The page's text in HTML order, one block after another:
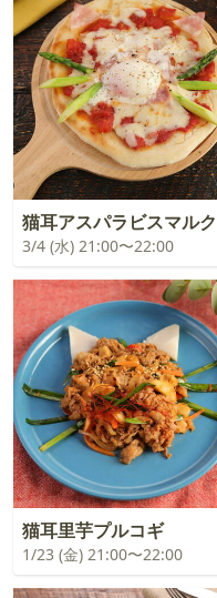
猫耳アスパラビスマルク
3/4 (水) 21:00〜22:00
猫耳里芋プルコギ
1/23 (金) 21:00〜22:00